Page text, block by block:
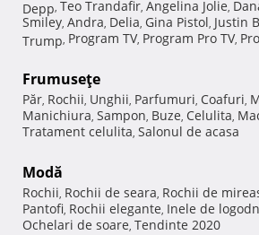
Depp, Teo Trandafir, Angelina Jolie,
Smiley, Andra, Delia, Gina Pistol, Justin
Trump, Program TV, Program Pro TV,
Frumuseţe
Păr, Rochii, Unghii, Parfumuri, Coafuri,
Manichiura, Sampon, Buze, Celulita,
Tratament celulita, Salonul de acasa
Modă
Rochii, Rochii de seara, Rochii de
Pantofi, Rochii elegante, Inele de
Ochelari de soare, Tendinte 2020